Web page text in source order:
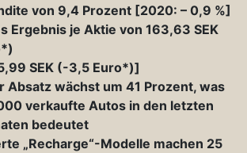
von 9,4 Prozent [2020: – 0,9 %]
Ergebnis je Aktie von 163,63 SEK
SEK (-3,5 Euro*)]
Absatz wächst um 41 Prozent, was
verkaufte Autos in den letzten
bedeutet
„Recharge“-Modelle machen 25